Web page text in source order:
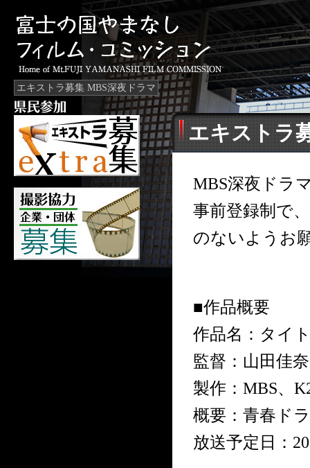
エキストラ募集 MBS深夜ドラマ
エキストラ
MBS深夜ドラ
事前登録制で
のないようお
■作品概要
作品名：タイ
監督：山田佳
製作：MBS、
概要：青春ド
放送予定日：